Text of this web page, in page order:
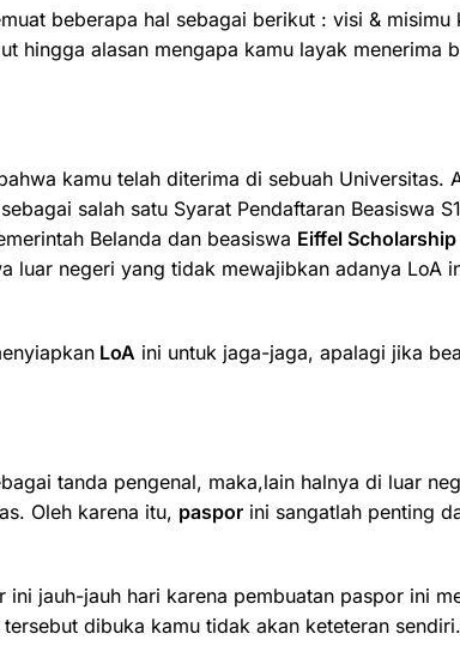
beberapa hal sebagai berikut : visi & misimu
hingga alasan mengapa kamu layak menerima
kamu telah diterima di sebuah Universitas.
salah satu Syarat Pendaftaran Beasiswa
Belanda dan beasiswa Eiffel Scholarship
luar negeri yang tidak mewajibkan adanya LoA
LoA ini untuk jaga-jaga, apalagi jika
tanda pengenal, maka,lain halnya di luar
Oleh karena itu, paspor ini sangatlah penting
r ini jauh-jauh hari karena pembuatan paspor ini
dibuka kamu tidak akan keteteran sendiri.